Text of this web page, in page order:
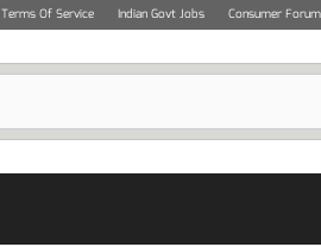
Terms Of Service Indian Govt Jobs Consumer